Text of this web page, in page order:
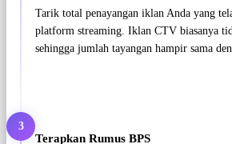
Tarik total penayangan iklan Anda yang
platform streaming. Iklan CTV biasanya
sehingga jumlah tayangan hampir sama
3
Terapkan Rumus BPS